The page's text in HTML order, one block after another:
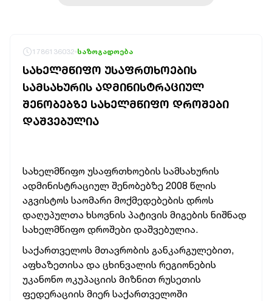
1786136032 საზოგადოება
ᲡᲐᲮᲔᲚᲛᲬᲘᲤᲝ ᲣᲡᲐᲤᲠᲗᲮᲝᲔᲑᲘᲡ
ᲡᲐᲛᲡᲐᲮᲣᲠᲘᲡ ᲐᲓᲛᲘᲜᲘᲡᲢᲠᲐᲪᲘᲣᲚ
ᲨᲔᲜᲝᲑᲔᲑᲖᲔ ᲡᲐᲮᲔᲚᲛᲬᲘᲤᲝ ᲓᲠᲝᲨᲔᲑᲘ
ᲓᲐᲨᲕᲔᲑᲣᲚᲘᲐ
სახელმწიფო უსაფრთხოების სამსახურის
ადმინისტრაციულ შენობებზე 2008 წლის
აგვისტოს საომარი მოქმედებების დროს
დაღუპულთა ხსოვნის პატივის მიგების ნიშნად
სახელმწიფო დროშები დაშვებულია.
საქართველოს მთავრობის განკარგულებით,
აფხაზეთისა და ცხინვალის რეგიონების
უკანონო ოკუპაციის მიზნით რუსეთის
ფედერაციის მიერ საქართველოში